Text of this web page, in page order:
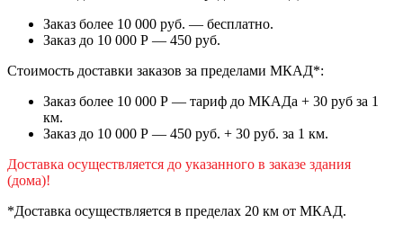
Заказ более 10 000 руб. — бесплатно.
Заказ до 10 000 Р — 450 руб.
Стоимость доставки заказов за пределами МКАД*:
Заказ более 10 000 Р — тариф до МКАДа + 30 руб за 1
км.
Заказ до 10 000 Р — 450 руб. + 30 руб. за 1 км.
Доставка осуществляется до указанного в заказе здания
(дома)!
*Доставка осуществляется в пределах 20 км от МКАД.